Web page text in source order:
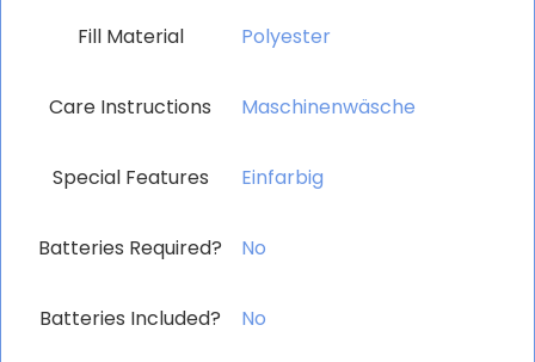
Fill Material ‎Polyester
Care Instructions ‎Maschinenwäsche
Special Features ‎Einfarbig
Batteries Required? ‎No
Batteries Included? ‎No